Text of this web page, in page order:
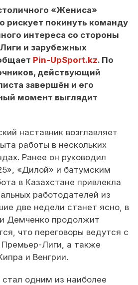
«Жениса»
покинуть команду
интереса со стороны
и зарубежных
Pin-UpSport.kz. По
действующий
завершён и его
момент выглядит
наставник возглавляет
работы в нескольких
Ранее он руководил
«Дилой» и батумским
в Казахстане привлекла
работодателей из
две недели станет ясно, в
Демченко продолжит
что переговоры ведутся с
Лиги, а также
и Венгрии.
одним из наиболее